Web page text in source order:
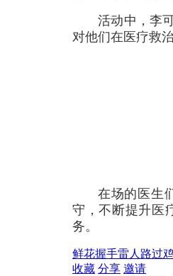
活动中，李
对他们在医疗救
在场的医生
守，不断提升医
务。
鲜花握手雷人 路过
收藏 分享 邀请